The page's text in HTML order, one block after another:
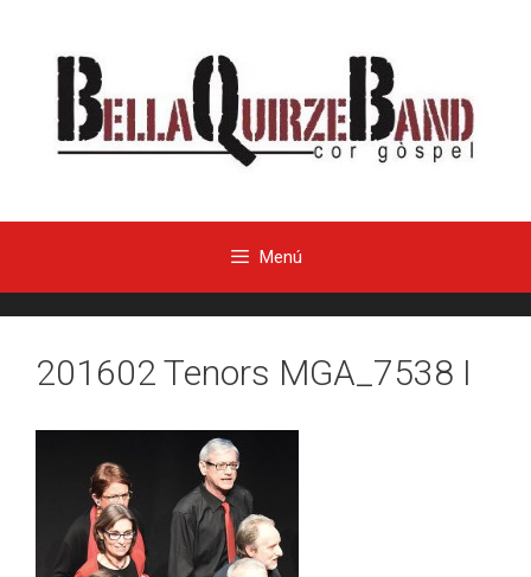
Menú
201602 Tenors MGA_7538 I